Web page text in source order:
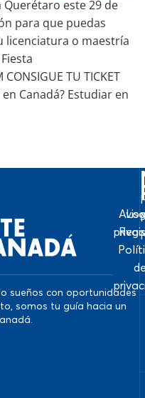
Querétaro este 29 de
para que puedas
licenciatura o maestría
TU TICKET
Canadá? Estudiar en
sueños con oportunidades
somos tu guía hacia un